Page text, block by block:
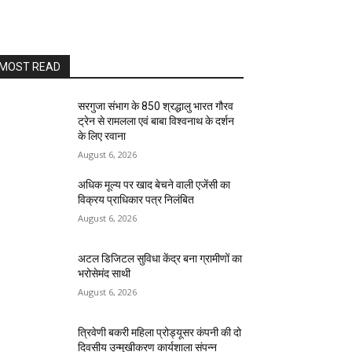
READ
सरगुजा संभाग के 850 श्रद्धालु भारत गौरव
ट्रेन से रामलला एवं बाबा विश्वनाथ के दर्शन
के लिए रवाना
August 6, 2026
अधिक मूल्य पर खाद बेचने वाली एजेंसी का
विक्रय प्राधिकार पत्र निलंबित
August 6, 2026
अटल डिजिटल सुविधा केंद्र बना ग्रामीणों का
भरोसेमंद साथी
August 6, 2026
त्रिवेणी बकरी महिला प्रोड्यूसर कंपनी की दो
दिवसीय उन्मुखीकरण कार्यशाला संपन्न